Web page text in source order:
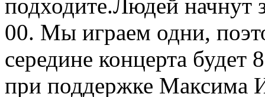
подходите.Людей начнут
00. Мы играем одни,
середине концерта
при поддержке Максима